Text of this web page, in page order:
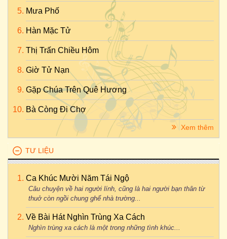
Mưa Phố
Hàn Mặc Tử
Thị Trấn Chiều Hôm
Giờ Tử Nạn
Gặp Chúa Trên Quê Hương
Bà Còng Đi Chợ
Xem thêm
TƯ LIỆU
Ca Khúc Mười Năm Tái Ngộ
Câu chuyện về hai người lính, cũng là hai người bạn thân từ
thuở còn ngồi chung ghế nhà trường...
Về Bài Hát Nghìn Trùng Xa Cách
Nghìn trùng xa cách là một trong những tình khúc...